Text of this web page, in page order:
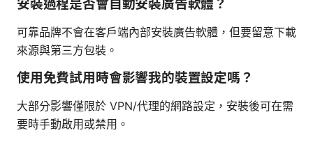
安裝過程是否會自動安裝廣告軟體？
可靠品牌不會在客戶端內部安裝廣告軟體，但要留意下載
來源與第三方包裝。
使用免費試用時會影響我的裝置設定嗎？
大部分影響僅限於 VPN/代理的網路設定，安裝後可在需
要時手動啟用或禁用。